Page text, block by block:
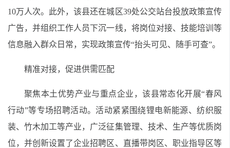
10万人次。此外，该县还在城区39处公交站台投放政策宣传
广告，并组织工作人员下沉一线，将岗位对接、技能培训等
信息融入群众日常，实现政策宣传“抬头可见、随手可查”。
精准对接，促进供需匹配
聚焦本土优势产业与重点企业，该县常态化开展“春风
行动”等专场招聘活动。活动紧紧围绕锂电新能源、纺织服
装、竹木加工等产业，广泛征集管理、技术、生产等优质岗
位，并创新设置了企业招聘区、直播带岗区、职业指导区等